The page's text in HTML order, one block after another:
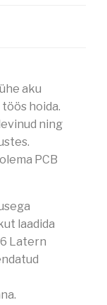
aku
hoida.
ning
PCB
laadida
Latern